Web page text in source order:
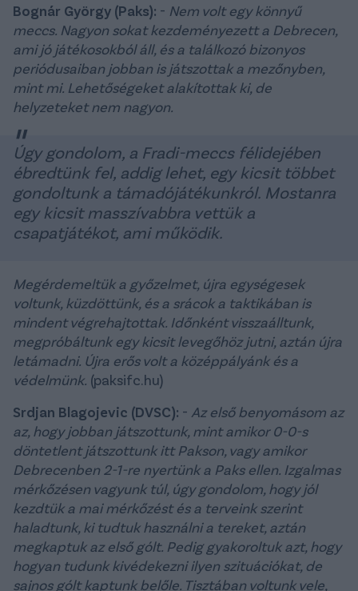
Bognár György (Paks): - Nem volt egy könnyű
meccs. Nagyon sokat kezdeményezett a Debrecen,
ami jó játékosokból áll, és a találkozó bizonyos
periódusaiban jobban is játszottak a mezőnyben,
mint mi. Lehetőségeket alakítottak ki, de
helyzeteket nem nagyon.
Úgy gondolom, a Fradi-meccs félidejében
ébredtünk fel, addig lehet, egy kicsit többet
gondoltunk a támadójátékunkról. Mostanra
egy kicsit masszívabbra vettük a
csapatjátékot, ami működik.
Megérdemeltük a győzelmet, újra egységesek
voltunk, küzdöttünk, és a srácok a taktikában is
mindent végrehajtottak. Időnként visszaálltunk,
megpróbáltunk egy kicsit levegőhöz jutni, aztán újra
letámadni. Újra erős volt a középpályánk és a
védelmünk. (paksifc.hu)
Srdjan Blagojevic (DVSC): - Az első benyomásom az
az, hogy jobban játszottunk, mint amikor 0-0-s
döntetlent játszottunk itt Pakson, vagy amikor
Debrecenben 2-1-re nyertünk a Paks ellen. Izgalmas
mérkőzésen vagyunk túl, úgy gondolom, hogy jól
kezdtük a mai mérkőzést és a terveink szerint
haladtunk, ki tudtuk használni a tereket, aztán
megkaptuk az első gólt. Pedig gyakoroltuk azt, hogy
hogyan tudunk kivédekezni ilyen szituációkat, de
sajnos gólt kaptunk belőle. Tisztában voltunk vele,